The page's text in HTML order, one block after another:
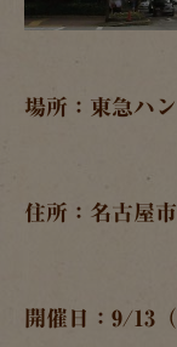
場所：東急ハ
住所：名古屋
開催日：9/13